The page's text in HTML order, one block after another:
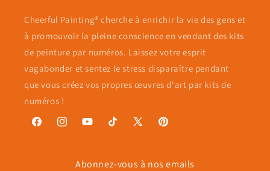
Cheerful Painting® cherche à enrichir la vie des gens et
à promouvoir la pleine conscience en vendant des kits
de peinture par numéros. Laissez votre esprit
vagabonder et sentez le stress disparaître pendant
que vous créez vos propres œuvres d'art par kits de
numéros !
FacebookInstagramYouTubeTikTok
X
Pinterest
Abonnez-vous à nos emails